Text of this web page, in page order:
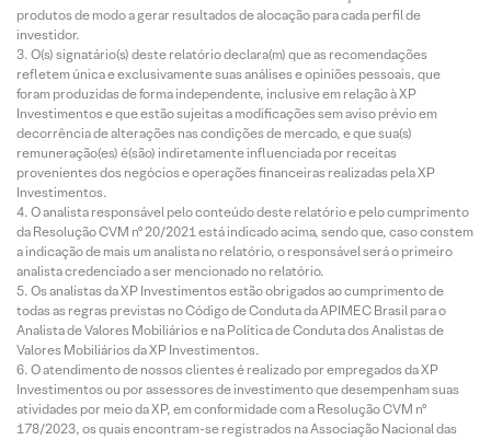
produtos de modo a gerar resultados de alocação para cada perfil de
investidor.
O(s) signatário(s) deste relatório declara(m) que as recomendações
refletem única e exclusivamente suas análises e opiniões pessoais, que
foram produzidas de forma independente, inclusive em relação à XP
Investimentos e que estão sujeitas a modificações sem aviso prévio em
decorrência de alterações nas condições de mercado, e que sua(s)
remuneração(es) é(são) indiretamente influenciada por receitas
provenientes dos negócios e operações financeiras realizadas pela XP
Investimentos.
O analista responsável pelo conteúdo deste relatório e pelo cumprimento
da Resolução CVM nº 20/2021 está indicado acima, sendo que, caso constem
a indicação de mais um analista no relatório, o responsável será o primeiro
analista credenciado a ser mencionado no relatório.
Os analistas da XP Investimentos estão obrigados ao cumprimento de
todas as regras previstas no Código de Conduta da APIMEC Brasil para o
Analista de Valores Mobiliários e na Política de Conduta dos Analistas de
Valores Mobiliários da XP Investimentos.
O atendimento de nossos clientes é realizado por empregados da XP
Investimentos ou por assessores de investimento que desempenham suas
atividades por meio da XP, em conformidade com a Resolução CVM nº
178/2023, os quais encontram-se registrados na Associação Nacional das